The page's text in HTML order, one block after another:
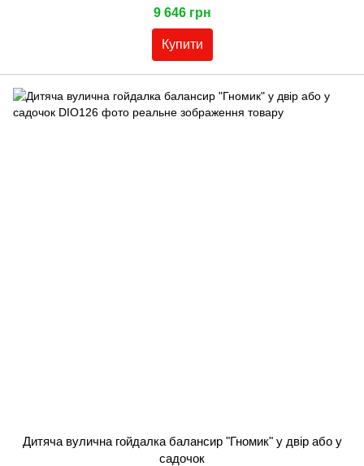
9 646 грн
Купити
Дитяча вулична гойдалка балансир "Гномик" у двір або у
садочок